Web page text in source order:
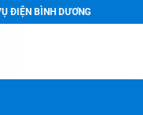
ĐIỆN BÌNH DƯƠNG